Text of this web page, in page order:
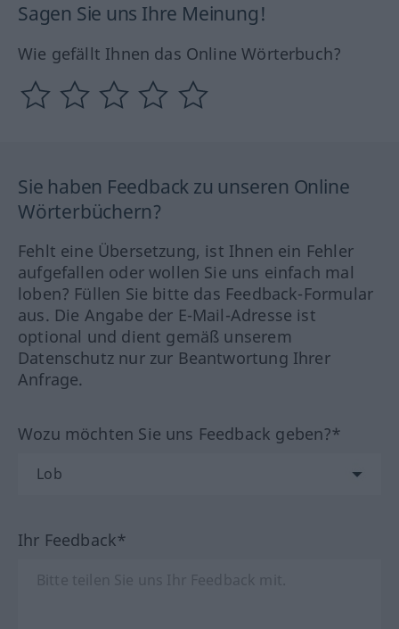
Sagen Sie uns Ihre Meinung!
Wie gefällt Ihnen das Online Wörterbuch?
Sie haben Feedback zu unseren Online
Wörterbüchern?
Fehlt eine Übersetzung, ist Ihnen ein Fehler
aufgefallen oder wollen Sie uns einfach mal
loben? Füllen Sie bitte das Feedback-Formular
aus. Die Angabe der E-Mail-Adresse ist
optional und dient gemäß unserem
Datenschutz nur zur Beantwortung Ihrer
Anfrage.
Wozu möchten Sie uns Feedback geben?*
Ihr Feedback*